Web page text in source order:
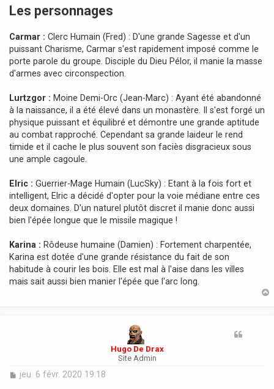
s
s
g
e
Les personnages
Carmar : Clerc Humain (Fred) : D'une grande Sagesse et d'un
puissant Charisme, Carmar s'est rapidement imposé comme le
porte parole du groupe. Disciple du Dieu Pélor, il manie la masse
d'armes avec circonspection.
Lurtzgor : Moine Demi-Orc (Jean-Marc) : Ayant été abandonné
à la naissance, il a été élevé dans un monastère. Il s'est forgé un
physique puissant et équilibré et démontre une grande aptitude
au combat rapproché. Cependant sa grande laideur le rend
timide et il cache le plus souvent son faciès disgracieux sous
une ample cagoule.
Elric : Guerrier-Mage Humain (LucSky) : Etant à la fois fort et
intelligent, Elric a décidé d'opter pour la voie médiane entre ces
deux domaines. D'un naturel plutôt discret il manie donc aussi
bien l'épée longue que le missile magique !
Karina : Rôdeuse humaine (Damien) : Fortement charpentée,
Karina est dotée d'une grande résistance du fait de son
habitude à courir les bois. Elle est mal à l'aise dans les villes
mais sait aussi bien manier l'épée que l'arc long.
Hugo De Drax
Site Admin
M
jeu. 6 févr. 2020 19:18